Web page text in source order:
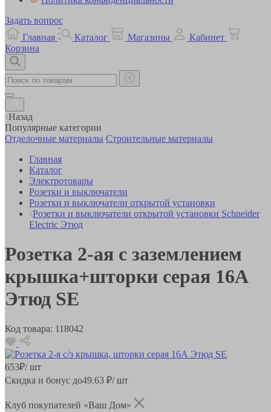
Задать вопрос
Главная
Каталог Магазины
Кабинет
Корзина
Назад
Популярные категории
Отделочные материалы Строительные материалы
Главная
Каталог
Электротовары
Розетки и выключатели
Розетки и выключатели открытой установки
Розетки и выключатели открытой установки Schneider
Electric Этюд
Розетка 2-ая с заземлением
крышка+шторки серая 16А
Этюд SE
Код товара: 118042
653₽/ шт
Скидка и бонус до49.63 ₽/ шт
Клуб покупателей «Ваш Дом»